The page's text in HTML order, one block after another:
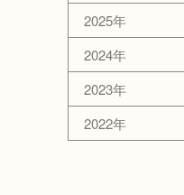
2025年
2024年
2023年
2022年